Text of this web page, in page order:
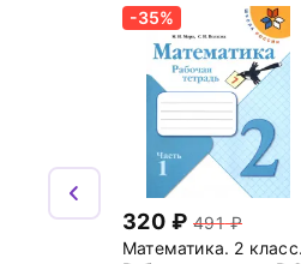
-35%
320
491
Математика. 2 класс.